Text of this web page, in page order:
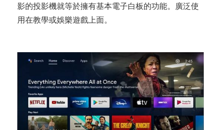
影的投影機就等於擁有基本電子白板的功能。廣泛使
用在教學或娛樂遊戲上面。